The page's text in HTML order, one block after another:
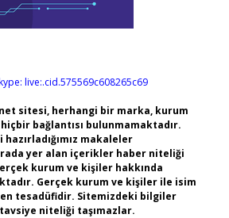
live:.cid.575569c608265c69
sitesi, herhangi bir marka, kurum
bağlantısı bulunmamaktadır.
makaleler
yer alan içerikler haber niteliği
kurum ve kişiler hakkında
Gerçek kurum ve kişiler ile isim
tesadüfidir. Sitemizdeki bilgiler
niteliği taşımazlar.